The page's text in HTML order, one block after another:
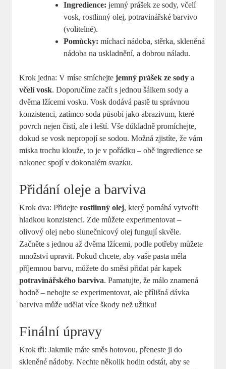
Ingredience: jemný prášek ze sody, včelí
vosk, rostlinný olej, potravinářské barvivo
(volitelné).
Pomůcky: míchací nádoba, stěrka, skleněná
nádoba na uskladnění, a dobrou náladu.
Krok jedna: V míse smíchejtejemný prášek ze sody a
včelí vosk. Doporučíme začít s jednou šálkem sody a
dvěma lžícemi vosku. Vosk dodává pastě tu správnou
konzistenci, zatímco soda působí jako abrazivum, které
povrch nejen čistí, ale i leští. Vše důkladně promíchejte,
dokud se vosk nepropojí se sodou. Možná zjistíte, že vám
miska trochu klouže, to je v pořádku – obě ingredience se
nakonec spojí v dokonalém svazku.
Přidání oleje a barviva
Krok dva: Přidejterostlinný olej, který pomáhá vytvořit
hladkou konzistenci. Zde můžete experimentovat –
olivový olej nebo slunečnicový olej fungují skvěle.
Začněte s jednou až dvěma lžícemi, podle potřeby můžete
množství upravit. Pokud chcete, aby vaše pasta měla
příjemnou barvu, můžete do směsi přidat pár kapek
potravinářského barviva. Pamatujte, že málo znamená
hodně – nebojte se experimentovat, ale přílišná dávka
barviva může udělat více škody než užitku!
Finální úpravy
Krok tři: Jakmile máte směs hotovou, přeneste ji do
skleněné nádoby. Nechte několik hodin odstát, aby se